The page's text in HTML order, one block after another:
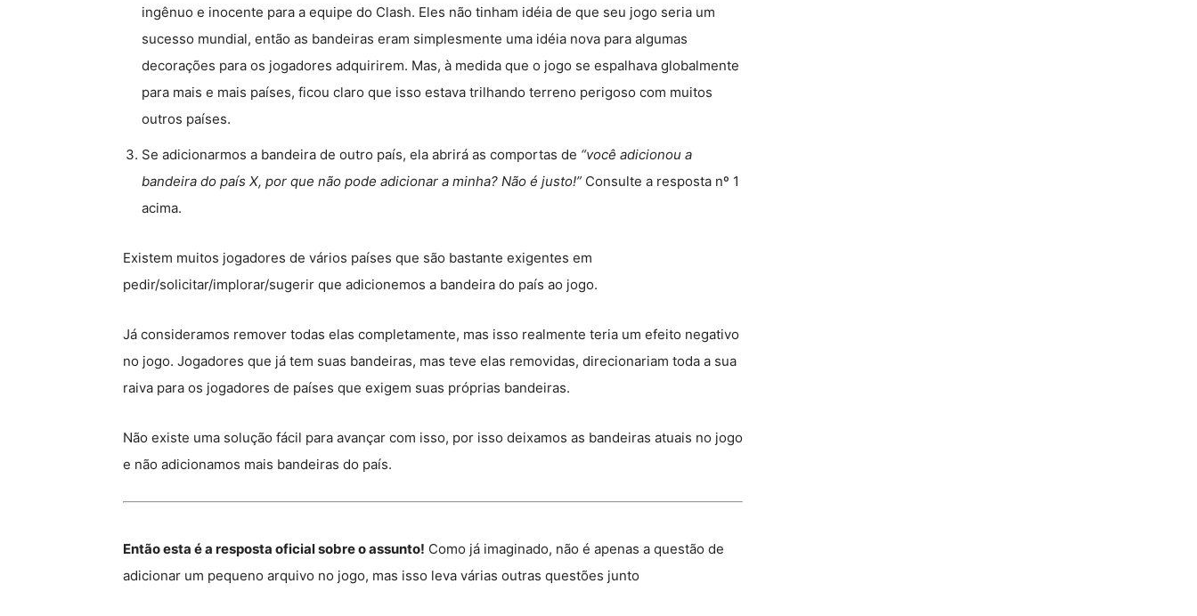
ingênuo e inocente para a equipe do Clash. Eles não tinham idéia de que seu jogo seria um
sucesso mundial, então as bandeiras eram simplesmente uma idéia nova para algumas
decorações para os jogadores adquirirem. Mas, à medida que o jogo se espalhava globalmente
para mais e mais países, ficou claro que isso estava trilhando terreno perigoso com muitos
outros países.
Se adicionarmos a bandeira de outro país, ela abrirá as comportas de “você adicionou a
bandeira do país X, por que não pode adicionar a minha? Não é justo!” Consulte a resposta nº 1
acima.
Existem muitos jogadores de vários países que são bastante exigentes em
pedir/solicitar/implorar/sugerir que adicionemos a bandeira do país ao jogo.
Já consideramos remover todas elas completamente, mas isso realmente teria um efeito negativo
no jogo. Jogadores que já tem suas bandeiras, mas teve elas removidas, direcionariam toda a sua
raiva para os jogadores de países que exigem suas próprias bandeiras.
Não existe uma solução fácil para avançar com isso, por isso deixamos as bandeiras atuais no jogo
e não adicionamos mais bandeiras do país.
Então esta é a resposta oficial sobre o assunto! Como já imaginado, não é apenas a questão de
adicionar um pequeno arquivo no jogo, mas isso leva várias outras questões junto